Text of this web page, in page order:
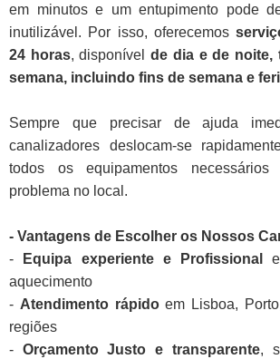
em minutos e um entupimento pode
inutilizável. Por isso, oferecemos
24 horas, disponívelde dia e de noite,
semana, incluindo fins de semana e
Sempre que precisar de ajuda
canalizadores deslocam-se
todos os equipamentos
problema no local.
- Vantagens de Escolher os Nossos
-
Equipa experiente e Profissional
aquecimento
- Atendimento rápidoem Lisboa,
regiões
- Orçamento Justo e transparente,